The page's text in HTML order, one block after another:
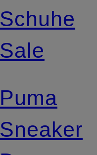
Schuhe
Sale
Puma
Sneaker